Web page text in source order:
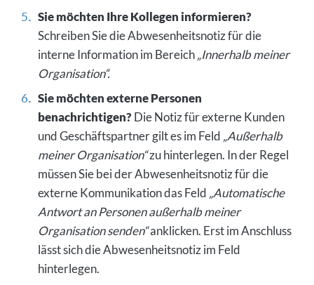
Sie möchten Ihre Kollegen informieren?
Schreiben Sie die Abwesenheitsnotiz für die
interne Information im Bereich„Innerhalb meiner
Organisation“.
Sie möchten externe Personen
benachrichtigen?Die Notiz für externe Kunden
und Geschäftspartner gilt es im Feld „Außerhalb
meiner Organisation“zu hinterlegen. In der Regel
müssen Sie bei der Abwesenheitsnotiz für die
externe Kommunikation das Feld „Automatische
Antwort an Personen außerhalb meiner
Organisation senden“anklicken. Erst im Anschluss
lässt sich die Abwesenheitsnotiz im Feld
hinterlegen.